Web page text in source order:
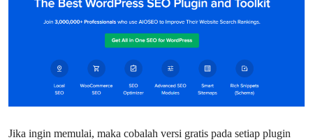
Jika ingin memulai, maka cobalah versi gratis pada setiap plugin